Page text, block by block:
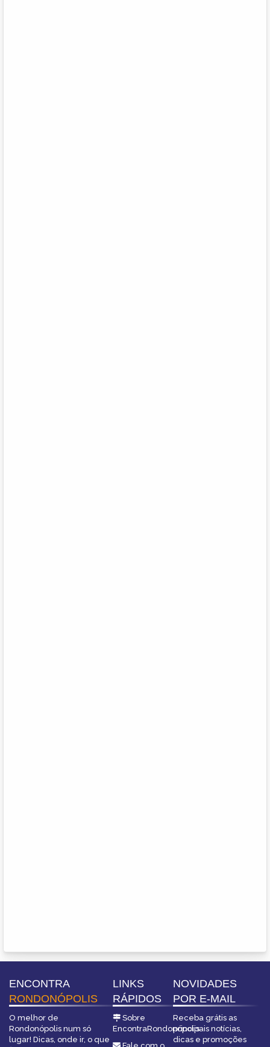
ENCONTRA
RONDONÓPOLIS
O melhor de
Rondonópolis num só
lugar! Dicas, onde ir, o que
LINKS
RÁPIDOS
Sobre
EncontraRondonópolis
NOVIDADES
POR E-MAIL
Receba grátis as
principais notícias,
dicas e promoções